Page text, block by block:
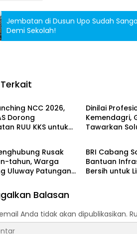
Jembatan di Dusun Upo Sudah
Demi Sekolah!
NCC 2026,
Dorong
RUU KKS untuk
Dinilai
Kemendagri,
Tawarkan
Rusak
tahun, Warga
Uluway Patungan
Berita
BRI Cabang
Bantuan
Bersih untuk
Balasan
Anda tidak akan dipublikasikan.